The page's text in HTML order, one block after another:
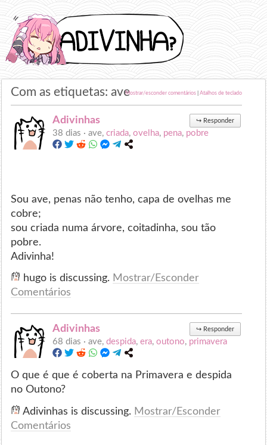
Com as etiquetas: aveMostrar/esconder comentários| Atalhos de teclado
Adivinhas ↪ Responder
38 dias ·ave,criada,ovelha, pena, pobre
Sou ave, penas não tenho, capa de ovelhas me
cobre;
sou criada numa árvore, coitadinha, sou tão
pobre.
Adivinha!
hugo is discussing. Mostrar/Esconder
Comentários
Adivinhas ↪ Responder
68 dias ·ave,despida,era,outono, primavera
O que é que é coberta na Primavera e despida
no Outono?
Adivinhas is discussing. Mostrar/Esconder
Comentários